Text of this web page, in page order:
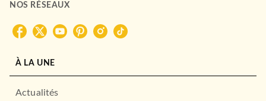
NOS RÉSEAUX
À LA UNE
Actualités